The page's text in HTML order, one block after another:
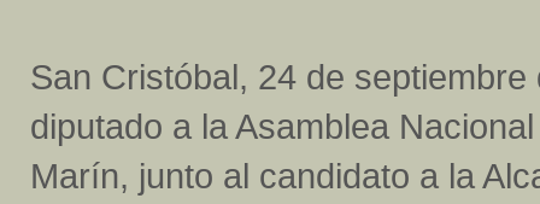
San Cristóbal, 24 de septiembre
diputado a la Asamblea
Marín, junto al candidato a la